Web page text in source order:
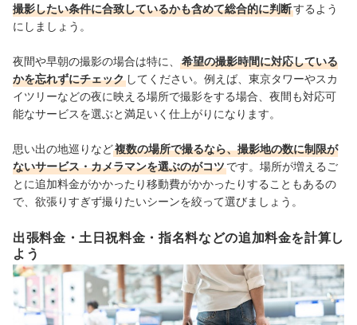
撮影したい条件に合致しているかも含めて総合的に判断するよう
にしましょう。
夜間や早朝の撮影の場合は特に、
希望の撮影時間に対応している
かを忘れずにチェック してください。例えば、東京タワーやスカ
イツリーなどの夜に映える場所で撮影をする場合、夜間も対応可
能なサービスを選ぶと満足いく仕上がりになります。
思い出の地巡りなど複数の場所で撮るなら、撮影地の数に制限が
ないサービス・カメラマンを選ぶのがコツです。場所が増えるご
とに追加料金がかかったり移動費がかかったりすることもあるの
で、欲張りすぎず撮りたいシーンを絞って選びましょう。
出張料金・土日祝料金・指名料などの追加料金を計算し
よう